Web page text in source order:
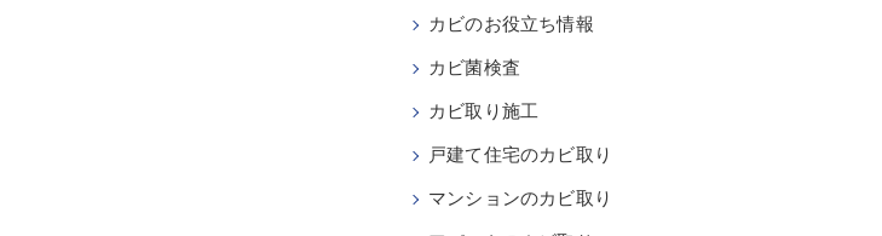
カビのお役立ち情報
カビ菌検査
カビ取り施工
戸建て住宅のカビ取り
マンションのカビ取り